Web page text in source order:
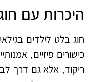
היכרות עם
כישורים פיזיים,
ריקוד, אלא גם דרך